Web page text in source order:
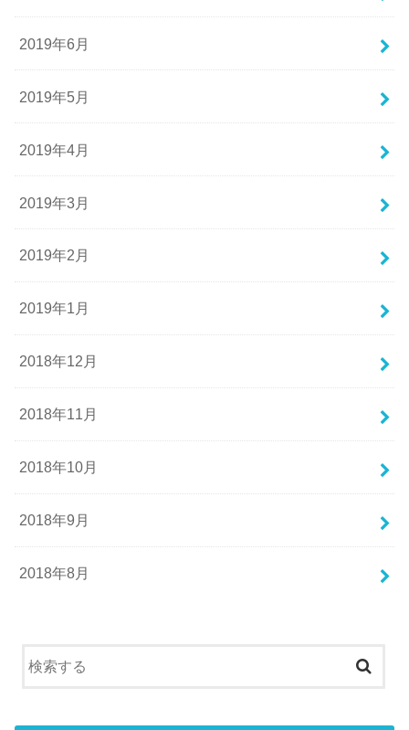
2019年6月
2019年5月
2019年4月
2019年3月
2019年2月
2019年1月
2018年12月
2018年11月
2018年10月
2018年9月
2018年8月